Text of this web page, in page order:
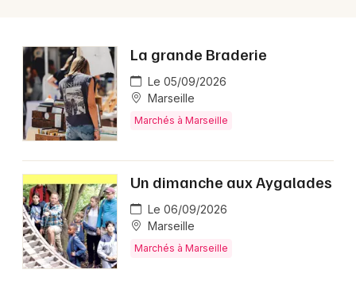
La grande Braderie
Le 05/09/2026
Marseille
Marchés à Marseille
Un dimanche aux Aygalades
Le 06/09/2026
Marseille
Marchés à Marseille